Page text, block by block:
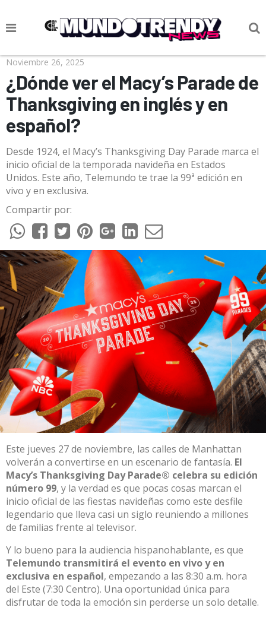
NOTICIAS
CULTURA POP
CIENCIA Y TECNOLOGÍA
VIDA
SOCIEDAD
CULTURIZANDO.COM
Noviembre 26, 2025
¿Dónde ver el Macy’s Parade de
Thanksgiving en inglés y en
español?
Desde 1924, el Macy’s Thanksgiving Day Parade marca el
inicio oficial de la temporada navideña en Estados
Unidos. Este año, Telemundo te trae la 99ª edición en
vivo y en exclusiva.
Compartir por:
Este jueves 27 de noviembre, las calles de Manhattan
volverán a convertirse en un escenario de fantasía. El
Macy’s Thanksgiving Day Parade® celebra su edición
número 99, y la verdad es que pocas cosas marcan el
inicio oficial de las fiestas navideñas como este desfile
legendario que lleva casi un siglo reuniendo a millones
de familias frente al televisor.​
Y lo bueno para la audiencia hispanohablante, es que
Telemundo transmitirá el evento en vivo y en
exclusiva en español, empezando a las 8:30 a.m. hora
del Este (7:30 Centro). Una oportunidad única para
disfrutar de toda la emoción sin perderse un solo detalle.​